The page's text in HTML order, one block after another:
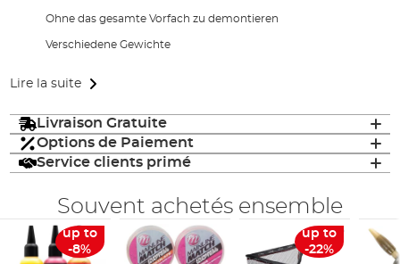
Ohne das gesamte Vorfach zu demontieren
Verschiedene Gewichte
Lire la suite
Livraison Gratuite
Options de Paiement
Service clients primé
Souvent achetés ensemble
up to
-8%
up to
-22%